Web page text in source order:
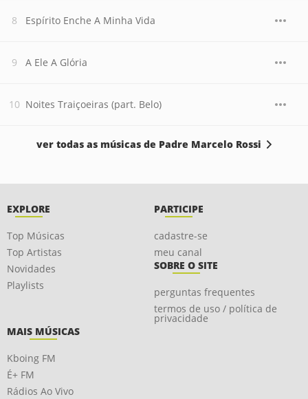
Espírito Enche A Minha Vida
A Ele A Glória
Noites Traiçoeiras (part. Belo)
ver todas as músicas de Padre Marcelo Rossi
EXPLORE
Top Músicas
Top Artistas
Novidades
Playlists
PARTICIPE
cadastre-se
meu canal
SOBRE O SITE
perguntas frequentes
termos de uso / política de
privacidade
MAIS MÚSICAS
Kboing FM
É+ FM
Rádios Ao Vivo